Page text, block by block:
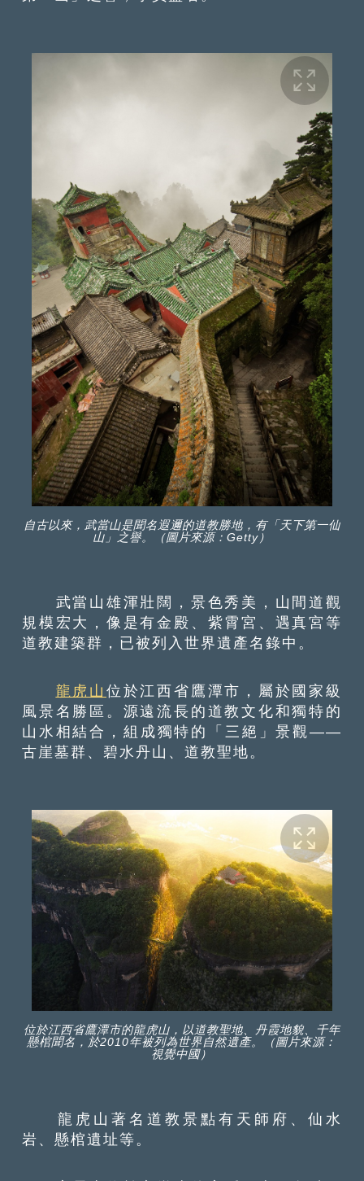
自古以來，武當山是聞名遐邇的道教勝地，有「天下第一仙
山」之譽。（圖片來源：Getty）
武當山雄渾壯闊，景色秀美，山間道觀
規模宏大，像是有金殿、紫霄宮、遇真宮等
道教建築群，已被列入世界遺產名錄中。
龍虎山 位於江西省鷹潭市，屬於國家級
風景名勝區。源遠流長的道教文化和獨特的
山水相結合，組成獨特的「三絕」景觀——
古崖墓群、碧水丹山、道教聖地。
位於江西省鷹潭市的龍虎山，以道教聖地、丹霞地貌、千年
懸棺聞名，於2010年被列為世界自然遺產。（圖片來源：
視覺中國）
龍虎山著名道教景點有天師府、仙水
岩、懸棺遺址等。